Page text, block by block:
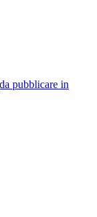
pubblicare in